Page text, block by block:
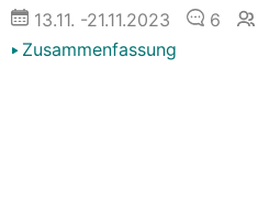
13.11. -21.11.2023 6
Zusammenfassung